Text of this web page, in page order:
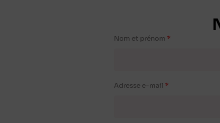
Nom et prénom
Adresse e-mail